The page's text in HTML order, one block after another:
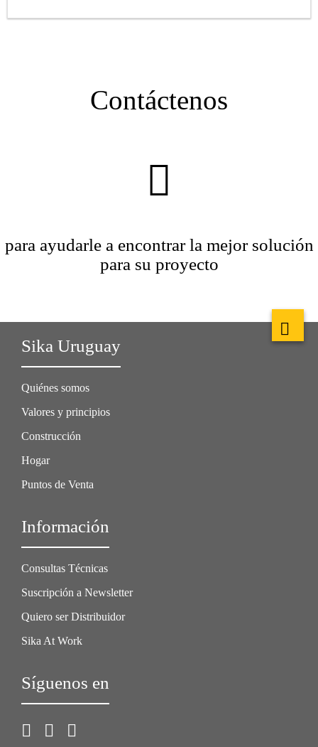
Contáctenos
para ayudarle a encontrar la mejor solución
para su proyecto
Sika Uruguay
Quiénes somos
Valores y principios
Construcción
Hogar
Puntos de Venta
Información
Consultas Técnicas
Suscripción a Newsletter
Quiero ser Distribuidor
Sika At Work
Síguenos en